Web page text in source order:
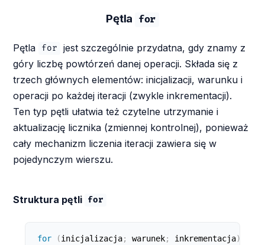
Pętla for
Pętla for
jest szczególnie przydatna, gdy znamy z
góry liczbę powtórzeń danej operacji. Składa się z
trzech głównych elementów: inicjalizacji, warunku i
operacji po każdej iteracji (zwykle inkrementacji).
Ten typ pętli ułatwia też czytelne utrzymanie i
aktualizację licznika (zmiennej kontrolnej), ponieważ
cały mechanizm liczenia iteracji zawiera się w
pojedynczym wierszu.
Struktura pętli for
for (inicjalizacja; warunek; inkrementacja)